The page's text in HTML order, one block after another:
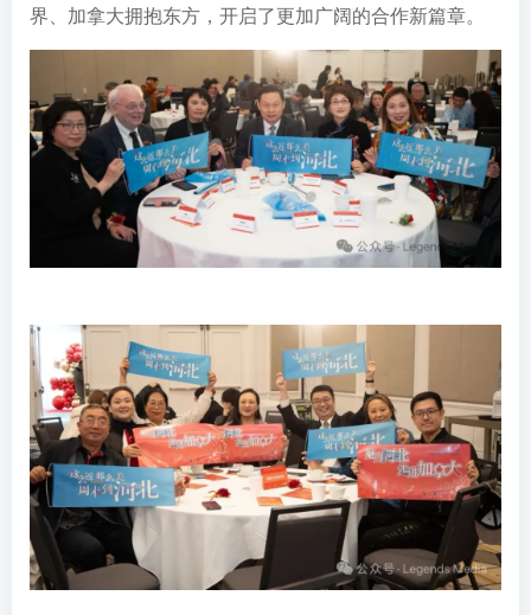
界、加拿大拥抱东方，开启了更加广阔的合作新篇章。